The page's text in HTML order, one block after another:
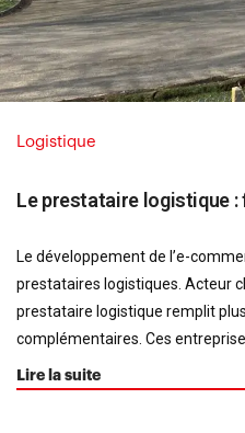
Logistique
Le prestataire logistique
Le développement de l’e-
prestataires logistiques. Acteur
prestataire logistique remplit
complémentaires. Ces
Lire la suite